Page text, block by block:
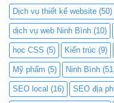
Dịch vụ thiết kế website (50)
dịch vụ web Ninh Bình (10)
học CSS (5) Kiến trúc (9)
Mỹ phẩm (5) Ninh Bình
SEO local (16) SEO địa